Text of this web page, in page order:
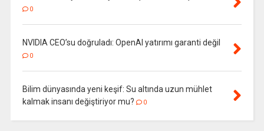
0
NVIDIA CEO’su doğruladı: OpenAI yatırımı garanti değil
0
Bilim dünyasında yeni keşif: Su altında uzun mühlet
kalmak insanı değiştiriyor mu?
0